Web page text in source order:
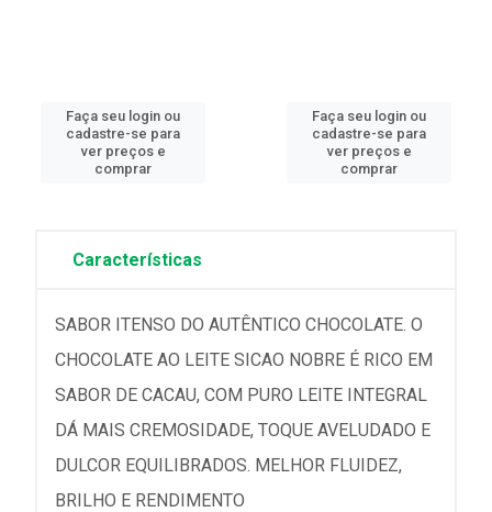
Faça seu login ou
cadastre-se para
ver preços e
comprar
Faça seu login ou
cadastre-se para
ver preços e
comprar
Características
SABOR ITENSO DO AUTÊNTICO CHOCOLATE. O
CHOCOLATE AO LEITE SICAO NOBRE É RICO EM
SABOR DE CACAU, COM PURO LEITE INTEGRAL
DÁ MAIS CREMOSIDADE, TOQUE AVELUDADO E
DULCOR EQUILIBRADOS. MELHOR FLUIDEZ,
BRILHO E RENDIMENTO